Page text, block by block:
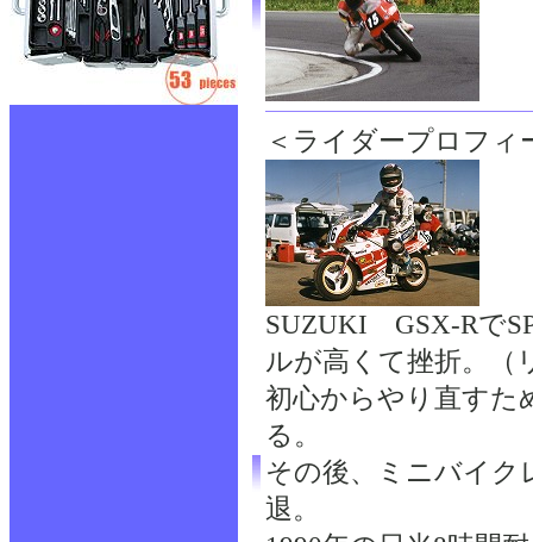
＜ライダープロフィ
SUZUKI GSX-Rで
ルが高くて挫折。（
初心からやり直すた
る。
その後、ミニバイク
退。